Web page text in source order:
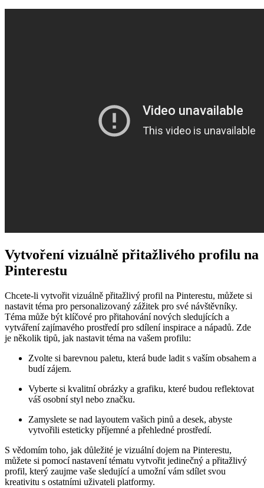
Vytvoření vizuálně přitažlivého profilu na
Pinterestu
Chcete-li vytvořit vizuálně přitažlivý profil na Pinterestu, můžete si
nastavit téma pro personalizovaný zážitek pro své návštěvníky.
Téma může být klíčové pro přitahování nových sledujících a
vytváření zajímavého prostředí pro sdílení inspirace a nápadů. Zde
je několik tipů, jak nastavit téma na vašem profilu:
Zvolte si barevnou paletu, která bude ladit s vaším obsahem a
budí zájem.
Vyberte si kvalitní obrázky a grafiku, které budou reflektovat
váš osobní styl nebo značku.
Zamyslete se nad layoutem vašich pinů a desek, abyste
vytvořili esteticky příjemné a přehledné prostředí.
S vědomím toho, jak důležité je vizuální dojem na Pinterestu,
můžete si pomocí nastavení tématu vytvořit jedinečný a přitažlivý
profil, který zaujme vaše sledující a umožní vám sdílet svou
kreativitu s ostatními uživateli platformy.